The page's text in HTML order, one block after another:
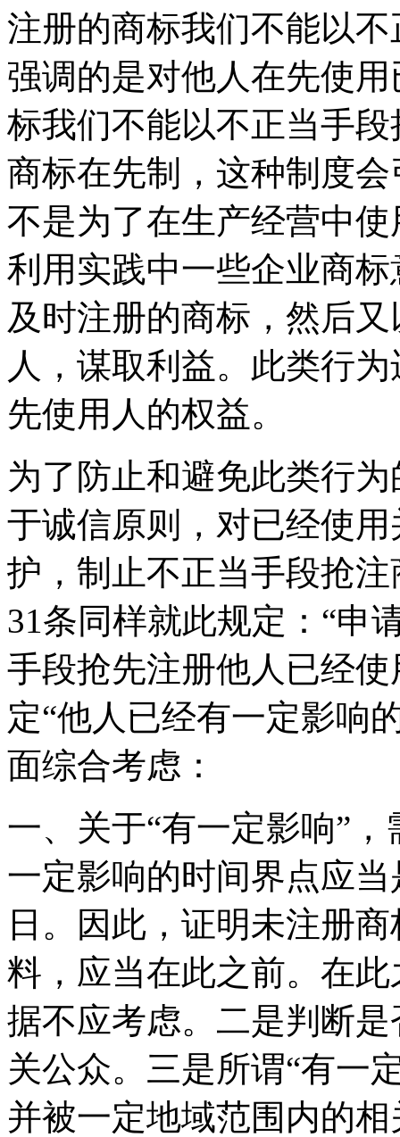
注册的商标我们不能以
强调的是对他人在先使
标我们不能以不正当手
商标在先制，这种制度
不是为了在生产经营中
利用实践中一些企业商
及时注册的商标，然后
人，谋取利益。此类行
先使用人的权益。
为了防止和避免此类行
于诚信原则，对已经使
护，制止不正当手段抢
31条同样就此规定：“申
手段抢先注册他人已经
定“他人已经有一定影响
面综合考虑：
一、关于“有一定影响”
一定影响的时间界点应
日。因此，证明未注册
料，应当在此之前。在
据不应考虑。二是判断
关公众。三是所谓“有一
并被一定地域范围内的